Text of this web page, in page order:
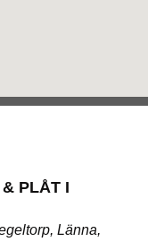
PLÅT I
Länna,